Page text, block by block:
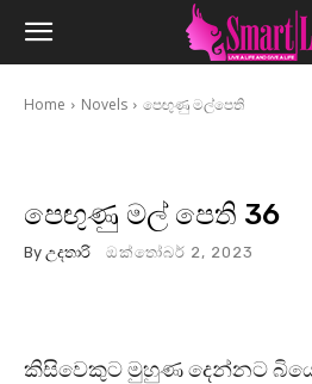
Home Novels පෙඟුණු මල්පෙති
පෙඟුණු මල් පෙති 36
By උදතාරි ඔක්තෝබර් 2, 2023
කිසිවෙකුට මුහුණ දෙන්නට